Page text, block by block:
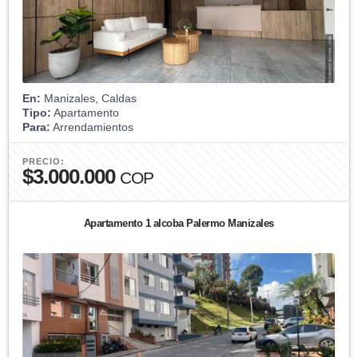
En: Manizales, Caldas
Tipo: Apartamento
Para: Arrendamientos
PRECIO:
$3.000.000 COP
Apartamento 1 alcoba Palermo Manizales